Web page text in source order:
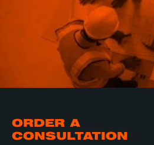
ORDER A
CONSULTATION